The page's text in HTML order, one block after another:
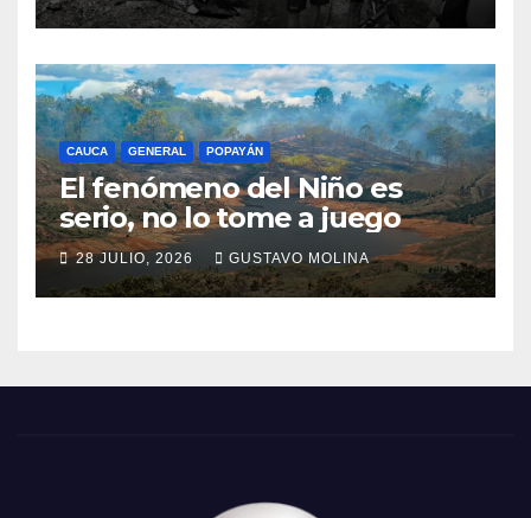
CAUCA GENERAL POPAYÁN
El fenómeno del Niño es
serio, no lo tome a juego
28 JULIO, 2026 GUSTAVO MOLINA